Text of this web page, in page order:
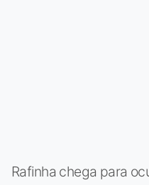
Rafinha chega para